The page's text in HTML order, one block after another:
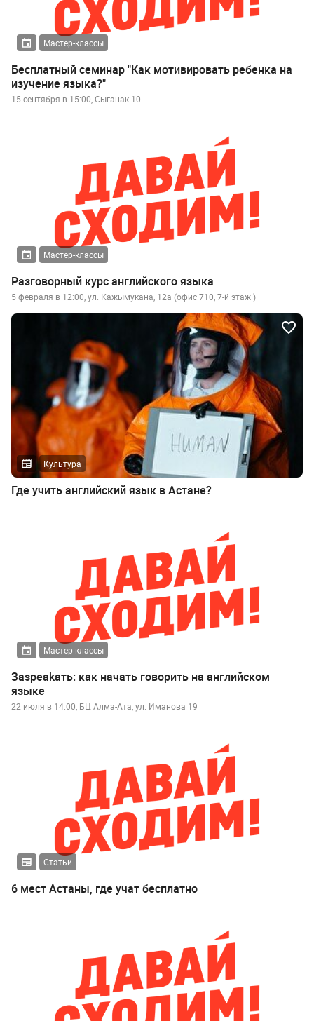
Мастер-классы
Бесплатный семинар "Как мотивировать ребенка на
изучение языка?"
15 сентября в 15:00, Сыганак 10
Мастер-классы
Разговорный курс английского языка
5 февраля в 12:00, ул. Кажымукана, 12а (офис 710, 7-й этаж )
Культура
Где учить английский язык в Астане?
Мастер-классы
Заspeakать: как начать говорить на английском
языке
22 июля в 14:00, БЦ Алма-Ата, ул. Иманова 19
Статьи
6 мест Астаны, где учат бесплатно